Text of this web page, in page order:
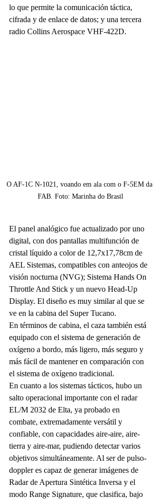
lo que permite la comunicación táctica,
cifrada y de enlace de datos; y una tercera
radio Collins Aerospace VHF-422D.
O AF-1C N-1021, voando em ala com o F-5EM da
FAB. Foto: Marinha do Brasil
El panel analógico fue actualizado por uno
digital, con dos pantallas multifunción de
cristal líquido a color de 12,7x17,78cm de
AEL Sistemas, compatibles con anteojos de
visión nocturna (NVG); Sistema Hands On
Throttle And Stick y un nuevo Head-Up
Display. El diseño es muy similar al que se
ve en la cabina del Super Tucano.
En términos de cabina, el caza también está
equipado con el sistema de generación de
oxígeno a bordo, más ligero, más seguro y
más fácil de mantener en comparación con
el sistema de oxígeno tradicional.
En cuanto a los sistemas tácticos, hubo un
salto operacional importante con el radar
EL/M 2032 de Elta, ya probado en
combate, extremadamente versátil y
confiable, con capacidades aire-aire, aire-
tierra y aire-mar, pudiendo detectar varios
objetivos simultáneamente. Al ser de pulso-
doppler es capaz de generar imágenes de
Radar de Apertura Sintética Inversa y el
modo Range Signature, que clasifica, bajo